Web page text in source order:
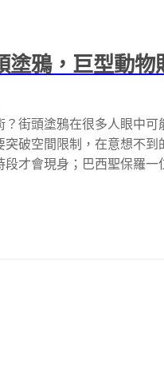
塗鴉，巨型動物
？街頭塗鴉在很多人眼中
突破空間限制，在意想不
段才會現身；巴西聖保羅